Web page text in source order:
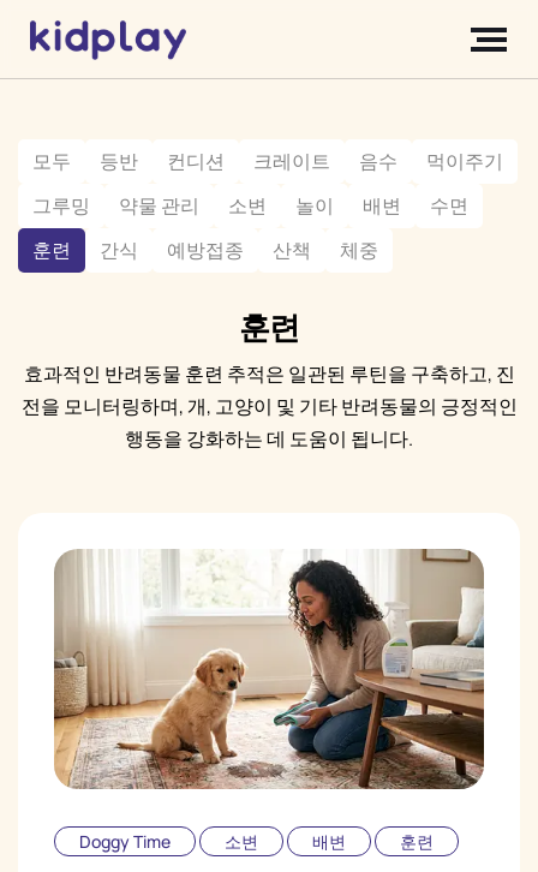
모두 등반 컨디션 크레이트 음수
먹이주기
그루밍
약물 관리 소변 놀이 배변
수면
훈련
간식 예방접종 산책 체중
훈련
효과적인 반려동물 훈련 추적은 일관된 루틴을 구축하고, 진
전을 모니터링하며, 개, 고양이 및 기타 반려동물의 긍정적인
행동을 강화하는 데 도움이 됩니다.
Doggy Time 소변 배변 훈련